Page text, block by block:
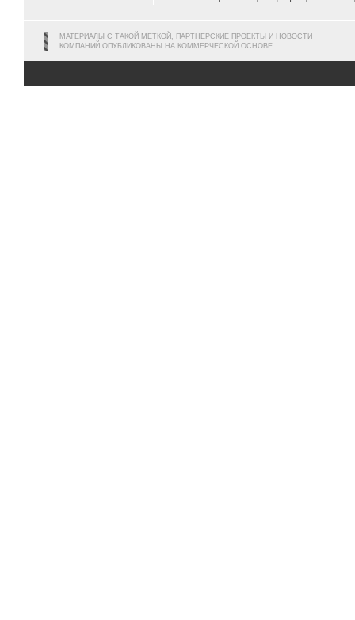
МАТЕРИАЛЫ С ТАКОЙ МЕТКОЙ, ПАРТНЕРСКИЕ ПРОЕКТЫ И НОВОСТИ
КОМПАНИЙ ОПУБЛИКОВАНЫ НА КОММЕРЧЕСКОЙ ОСНОВЕ